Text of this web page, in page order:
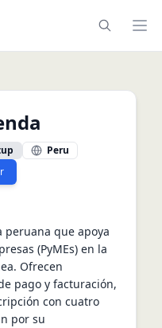
Peru
peruana que apoya
(PyMEs) en la
Ofrecen
pago y facturación,
con cuatro
por su